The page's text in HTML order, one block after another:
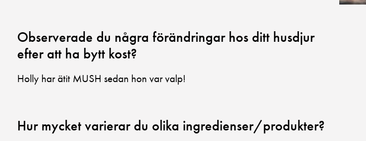
Observerade du några förändringar hos ditt husdjur
efter att ha bytt kost?
Holly har ätit MUSH sedan hon var valp!
Hur mycket varierar du olika ingredienser/produkter?